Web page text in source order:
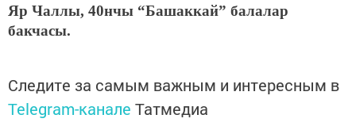
Яр Чаллы, 40нчы “Башаккай” балалар
бакчасы.
Следите за самым важным и интересным в
Telegram-канале Татмедиа